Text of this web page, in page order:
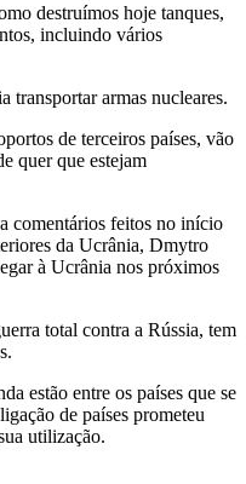
destruímos hoje tanques,
incluindo vários
transportar armas nucleares.
de terceiros países, vão
quer que estejam
comentários feitos no início
da Ucrânia, Dmytro
à Ucrânia nos próximos
total contra a Rússia, tem
estão entre os países que se
de países prometeu
utilização.